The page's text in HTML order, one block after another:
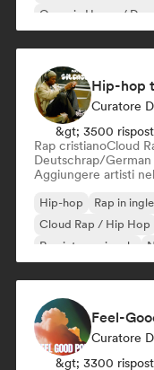
Organic House /
Hip-hop
Curatore
&gt; 3500
Rap cristianoCloud
Deutschrap/
Aggiungere artisti
Hip-hop Rap in
Cloud Rap / Hip Hop
Rap internazionale
Feel-
Curatore
&gt; 3300